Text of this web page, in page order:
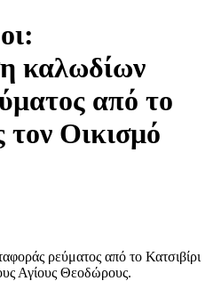
καλωδίων
από το
τον Οικισμό
ρεύματος από το Κατσιβίρι
Αγίους Θεοδώρους.